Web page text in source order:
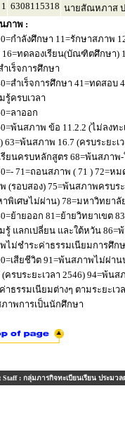
1 6308115318 นายสัณหภาส
ภาพ :
กำลังศึกษา 11=รักษาสภาพ
16=ทดลองเรียน(บัณฑิตศึกษา)
ำเร็จการศึกษา
สำเร็จการศึกษา 41=ทดสอบ
รู้ครบเวลา
ลาออก
พ้นสภาพ ข้อ 11.2.2 (ไม่ลงท
63=พ้นสภาพ 16.7 (ครบระยะ
รียนครบหลักสูตร 68=พ้นสภา
71=ถอนสภาพ ( 71 ) 72=
(รอบสอง) 75=พ้นสภาพครบ
พิเศษไม่ผ่าน) 78=มหาวิทยา
ย้ายออก 81=ย้ายวิทยาเขต
รู้ แลกเปลี่ยน และใต้หวัน
ไม่ชำระค่าธรรมเนียมการศึก
เสียชีวิต 91=พ้นสภาพไม่ผ่า
(ครบระยะเวลา 2546) 94=พ้
าธรรมเนียมต่างๆ ตามระยะเ
าพการเป็นนักศึกษา
Staff : กลุ่มภารกิจทะเบียนเรียน ประมวล